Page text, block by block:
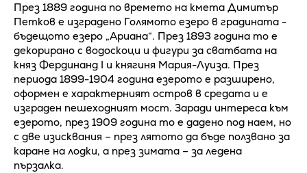
През 1889 година по времето на кмета Димитър
Петков е изградено Голямото езеро в градината -
бъдещото езеро „Ариана“. През 1893 година то е
декорирано с водоскоци и фигури за сватбата на
княз Фердинанд I и княгиня Мария-Луиза. През
периода 1899-1904 година езерото е разширено,
оформен е характерният остров в средата и е
изграден пешеходният мост. Заради интереса към
езерото, през 1909 година то е дадено под наем, но
с две изисквания – през лятото да бъде ползвано за
каране на лодки, а през зимата – за ледена
пързалка.